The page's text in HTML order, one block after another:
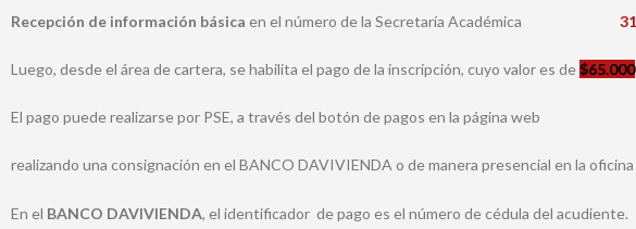
Recepción de información básica en el número de la Secretaría Académica
Luego, desde el área de cartera, se habilita el pago de la inscripción, cuyo valor es de$65.000.
El pago puede realizarse por PSE, a través del botón de pagos en la página web
realizando una consignación en el BANCO DAVIVIENDA o de manera presencial en la
En el BANCO DAVIVIENDA, el identificador de pago es el número de cédula del acudiente.